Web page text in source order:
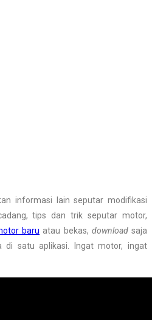
informasi lain seputar modifikasi
tips dan trik seputar motor,
baru atau bekas, downloadsaja
di satu aplikasi. Ingat motor, ingat